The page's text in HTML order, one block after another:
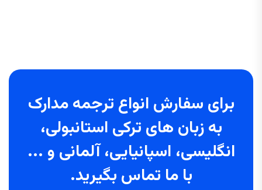
برای سفارش انواع ترجمه مدارک
به زبان های ترکی استانبولی،
انگلیسی، اسپانیایی، آلمانی و ...
با ما تماس بگیرید.